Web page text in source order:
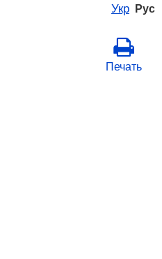
Укр Рус
Печать